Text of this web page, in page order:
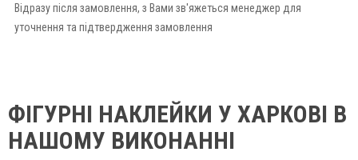
Відразу після замовлення, з Вами зв'яжеться менеджер для
уточнення та підтвердження замовлення
ФІГУРНІ НАКЛЕЙКИ У ХАРКОВІ В
НАШОМУ ВИКОНАННІ